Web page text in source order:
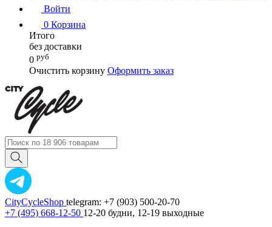
Войти
0 Корзина
Итого
без доставки
0 руб
Очистить корзину Оформить заказ
CityCycleShop telegram: +7 (903) 500-20-70
+7 (495) 668-12-50 12-20 будни, 12-19 выходные